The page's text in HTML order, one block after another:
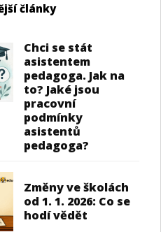
články
Chci se stát
asistentem
pedagoga. Jak na
to? Jaké jsou
pracovní
podmínky
asistentů
pedagoga?
Změny ve školách
od 1. 1. 2026: Co se
hodí vědět